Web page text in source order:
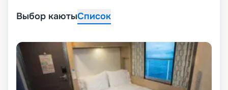
Выбор каютыСписок